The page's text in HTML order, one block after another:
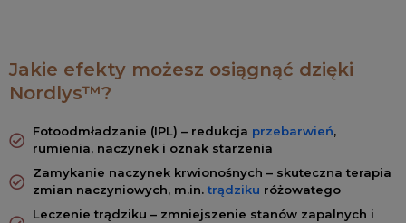
Jakie efekty możesz osiągnąć dzięki
Nordlys™?
Fotoodmładzanie (IPL) – redukcja przebarwień,
rumienia, naczynek i oznak starzenia
Zamykanie naczynek krwionośnych – skuteczna terapia
zmian naczyniowych, m.in.trądziku różowatego
Leczenie trądziku – zmniejszenie stanów zapalnych i